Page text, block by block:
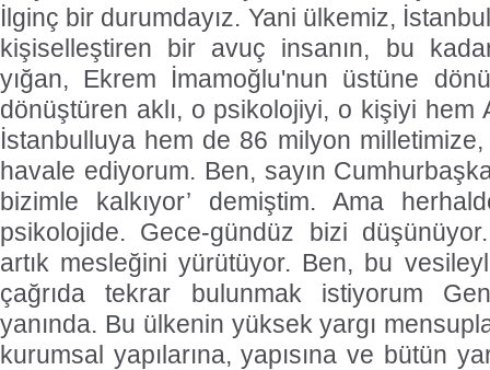
İlginç bir durumdayız. Yani ülkemiz,
kişiselleştiren bir avuç insanın, bu
yığan, Ekrem İmamoğlu'nun üstüne
dönüştüren aklı, o psikolojiyi, o kişiyi hem
İstanbulluya hem de 86 milyon milletimize,
havale ediyorum. Ben, sayın
bizimle kalkıyor’ demiştim. Ama
psikolojide. Gece-gündüz bizi
artık mesleğini yürütüyor. Ben, bu
çağrıda tekrar bulunmak istiyorum
yanında. Bu ülkenin yüksek yargı
kurumsal yapılarına, yapısına ve bütün